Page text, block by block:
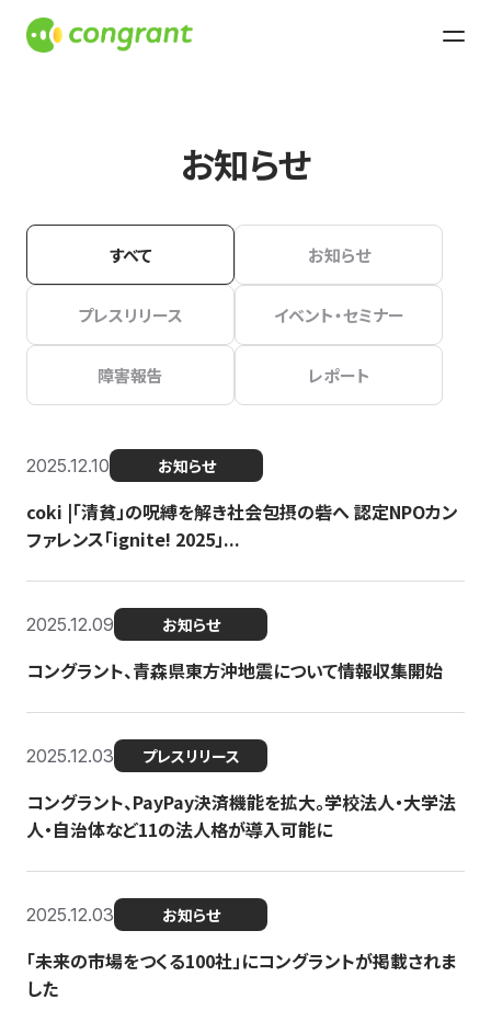
お知らせ
すべて お知らせ
プレスリリース イベント・セミナー
障害報告 レポート
2025.12.10 お知らせ
coki |「清貧」の呪縛を解き社会包摂の砦へ 認定NPOカン
ファレンス「ignite! 2025」...
2025.12.09 お知らせ
コングラント、青森県東方沖地震について情報収集開始
2025.12.03 プレスリリース
コングラント、PayPay決済機能を拡大。学校法人・大学法
人・自治体など11の法人格が導入可能に
2025.12.03 お知らせ
「未来の市場をつくる100社」にコングラントが掲載されま
した